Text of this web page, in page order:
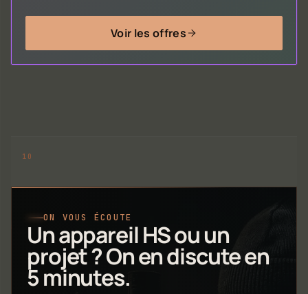
Voir les offres
ON VOUS ÉCOUTE
Un appareil HS ou un
projet ? On en discute en
5 minutes.